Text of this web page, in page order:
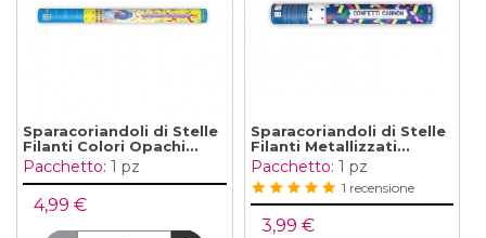
Sparacoriandoli di Stelle
Filanti Colori Opachi...
Pacchetto: 1 pz
4,99 €
Sparacoriandoli di Stelle
Filanti Metallizzati...
Pacchetto: 1 pz
1 recensione
3,99 €